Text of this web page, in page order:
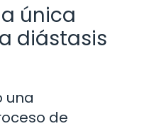
única
diástasis
una
de